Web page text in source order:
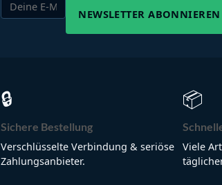
NEWSLETTER ABONNIEREN
🔒
Sichere Bestellung
Verschlüsselte Verbindung & seriöse
Zahlungsanbieter.
📦
Viele